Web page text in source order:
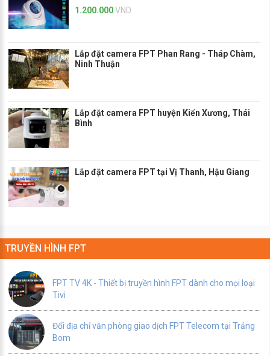
1.200.000VND
Lắp đặt camera FPT Phan Rang - Tháp Chàm,
Ninh Thuận
Lắp đặt camera FPT huyện Kiến Xương, Thái
Bình
Lắp đặt camera FPT tại Vị Thanh, Hậu Giang
TRUYỀN HÌNH FPT
FPT TV 4K - Thiết bị truyền hình FPT dành cho mọi loại
Tivi
Đổi địa chỉ văn phòng giao dịch FPT Telecom tại Trảng
Bom